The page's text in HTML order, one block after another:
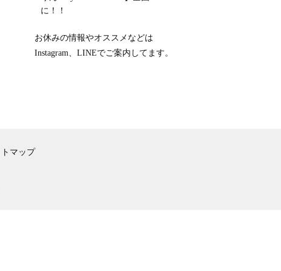
に！！
お休みの情報やオススメなどは
Instagram、LINEでご案内してます。
マップ